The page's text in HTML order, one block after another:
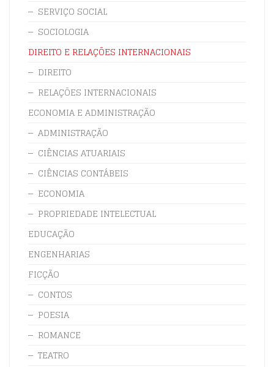
SERVIÇO SOCIAL
SOCIOLOGIA
DIREITO E RELAÇÕES INTERNACIONAIS
DIREITO
RELAÇÕES INTERNACIONAIS
ECONOMIA E ADMINISTRAÇÃO
ADMINISTRAÇÃO
CIÊNCIAS ATUARIAIS
CIÊNCIAS CONTÁBEIS
ECONOMIA
PROPRIEDADE INTELECTUAL
EDUCAÇÃO
ENGENHARIAS
FICÇÃO
CONTOS
POESIA
ROMANCE
TEATRO